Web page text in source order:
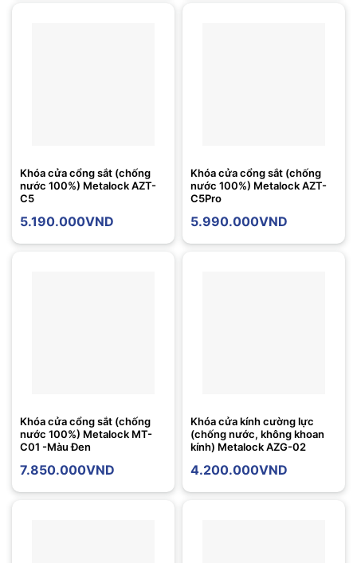
Khóa cửa cổng sắt (chống
nước 100%) Metalock AZT-
C5
5.190.000VND
Khóa cửa cổng sắt (chống
nước 100%) Metalock AZT-
C5Pro
5.990.000VND
Khóa cửa cổng sắt (chống
nước 100%) Metalock MT-
C01 -Màu Đen
7.850.000VND
Khóa cửa kính cường lực
(chống nước, không khoan
kính) Metalock AZG-02
4.200.000VND